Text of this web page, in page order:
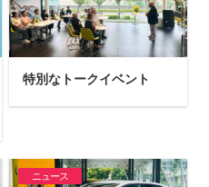
特別なトークイベント
ニュース